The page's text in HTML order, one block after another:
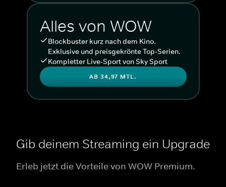
Alles von WOW
Blockbuster kurz nach dem Kino.
Exklusive und preisgekrönte Top-Serien.
Kompletter Live-Sport von Sky Sport
AB 34,97 MTL.
Gib deinem Streaming ein Upgrade
Erleb jetzt die Vorteile von WOW Premium.